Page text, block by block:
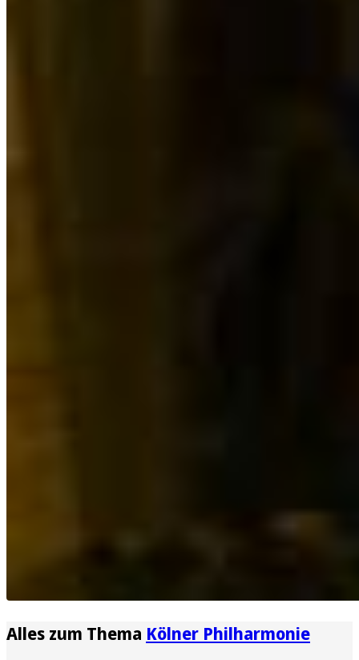
Alles zum Thema Kölner Philharmonie